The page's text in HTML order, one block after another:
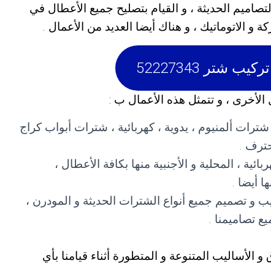
الحديثة ، و القيام بتصليح جميع الأعطال في
الاتوماتيك ، و هناك أيضا العديد من الأعمال .
52227343
، و تتمثل هذه الأعمال ب :
ألمنيوم ، يدوية ، كهربائية ، شترات أبواب كراج
.
، المحلية و الأجنبية منها بكافة الأعطال ،
أيضا .
و تصميم جميع أنواع الشترات الحديثة و المودرن ،
تصاميمنا .
الأساليب المتنوعة و المتطورة أثناء قيامنا بأي